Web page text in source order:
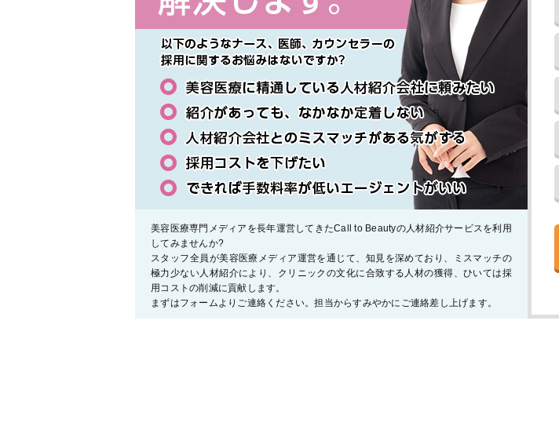
美容医療専門メディアを長年運営してきたCall to Beautyの人材紹介サービスを利用
してみませんか?
スタッフ全員が美容医療メディア運営を通じて、知見を深めており、ミスマッチの
極力少ない人材紹介により、クリニックの文化に合致する人材の獲得、ひいては採
用コストの削減に貢献します。
まずはフォームよりご連絡ください。担当からすみやかにご連絡差し上げます。